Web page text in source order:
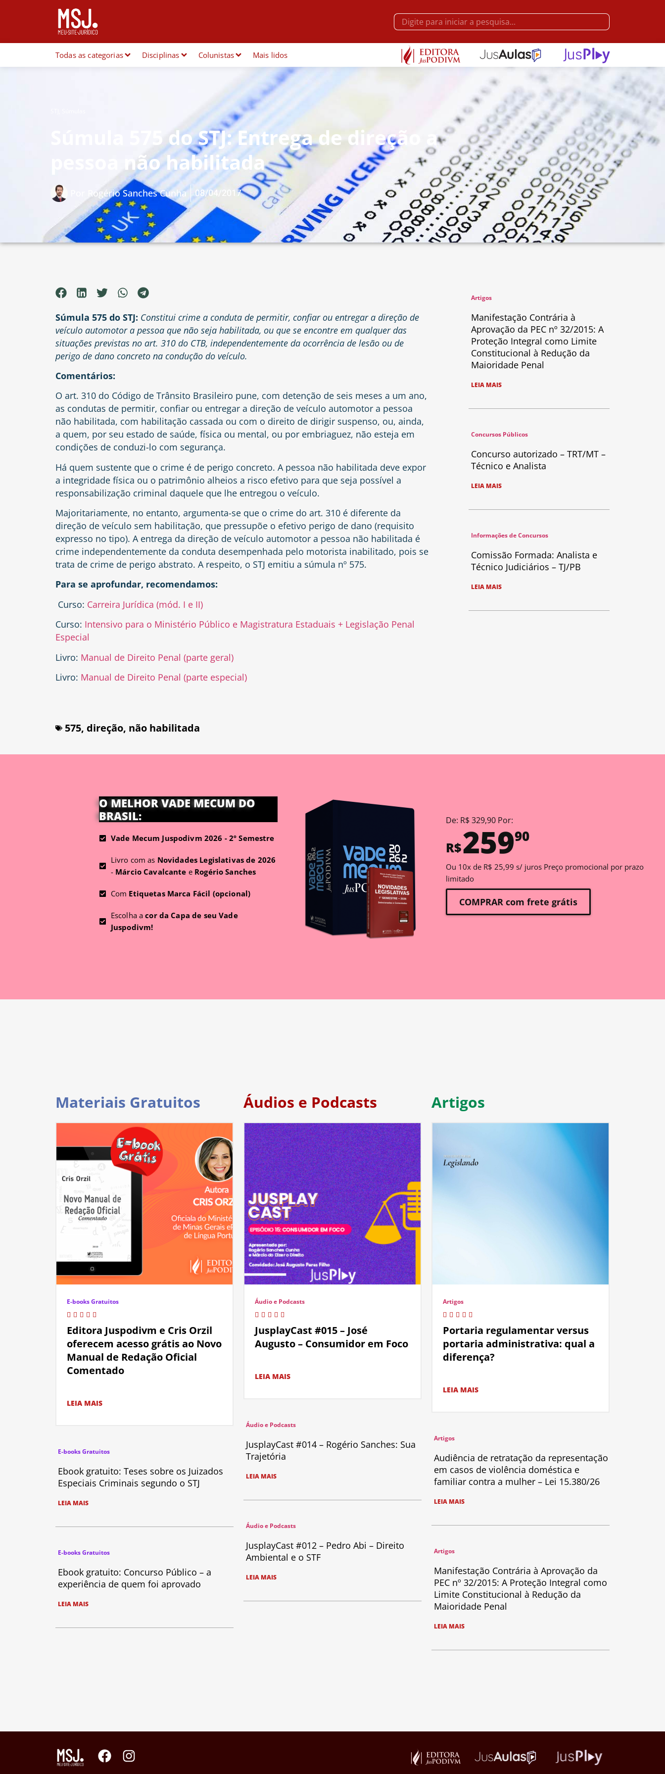
Todas as categorias Disciplinas Colunistas Mais lidos
Súmula 575 do STJ: Entrega de direção a
pessoa não habilitada
Rogério Sanches Cunha 08/04/2017
Súmula 575 do STJ: Constitui crime a conduta de permitir, confiar ou entregar a direção de
veículo automotor a pessoa que não seja habilitada, ou que se encontre em qualquer das
situações previstas no art. 310 do CTB, independentemente da ocorrência de lesão ou de
perigo de dano concreto na condução do veículo.
Comentários:
O art. 310 do Código de Trânsito Brasileiro pune, com detenção de seis meses a um ano,
as condutas de permitir, confiar ou entregar a direção de veículo automotor a pessoa
não habilitada, com habilitação cassada ou com o direito de dirigir suspenso, ou, ainda,
a quem, por seu estado de saúde, física ou mental, ou por embriaguez, não esteja em
condições de conduzi-lo com segurança.
Há quem sustente que o crime é de perigo concreto. A pessoa não habilitada deve expor
a integridade física ou o patrimônio alheios a risco efetivo para que seja possível a
responsabilização criminal daquele que lhe entregou o veículo.
Majoritariamente, no entanto, argumenta-se que o crime do art. 310 é diferente da
direção de veículo sem habilitação, que pressupõe o efetivo perigo de dano (requisito
expresso no tipo). A entrega da direção de veículo automotor a pessoa não habilitada é
crime independentemente da conduta desempenhada pelo motorista inabilitado, pois se
trata de crime de perigo abstrato. A respeito, o STJ emitiu a súmula nº 575.
Para se aprofundar, recomendamos:
Curso: Carreira Jurídica (mód. I e II)
Curso: Intensivo para o Ministério Público e Magistratura Estaduais + Legislação Penal
Especial
Livro: Manual de Direito Penal (parte geral)
Livro: Manual de Direito Penal (parte especial)
575, direção, não habilitada
Artigos
Manifestação Contrária à
Aprovação da PEC nº 32/2015: A
Proteção Integral como Limite
Constitucional à Redução da
Maioridade Penal
LEIA MAIS
Concursos Públicos
Concurso autorizado – TRT/MT –
Técnico e Analista
LEIA MAIS
Informações de Concursos
Comissão Formada: Analista e
Técnico Judiciários – TJ/PB
LEIA MAIS
O MELHOR VADE MECUM DO
BRASIL:
Vade Mecum Juspodivm 2026 - 2º Semestre
Livro com as Novidades Legislativas de 2026
- Márcio Cavalcante e Rogério Sanches
Com Etiquetas Marca Fácil (opcional)
Escolha acor da Capa de seu Vade
Juspodivm!
De: R$ 329,90 Por:
R$25990
Ou 10x de R$ 25,99 s/ juros Preço promocional por prazo
limitado
COMPRAR com frete grátis
Materiais Gratuitos
E-books Gratuitos
Editora Juspodivm e Cris Orzil
oferecem acesso grátis ao Novo
Manual de Redação Oficial
Comentado
LEIA MAIS
E-books Gratuitos
Ebook gratuito: Teses sobre os Juizados
Especiais Criminais segundo o STJ
LEIA MAIS
E-books Gratuitos
Ebook gratuito: Concurso Público – a
experiência de quem foi aprovado
LEIA MAIS
Áudios e Podcasts
Áudio e Podcasts
JusplayCast #015 – José
Augusto – Consumidor em Foco
LEIA MAIS
Áudio e Podcasts
JusplayCast #014 – Rogério Sanches: Sua
Trajetória
LEIA MAIS
Áudio e Podcasts
JusplayCast #012 – Pedro Abi – Direito
Ambiental e o STF
LEIA MAIS
Artigos
Artigos
Portaria regulamentar versus
portaria administrativa: qual a
diferença?
LEIA MAIS
Artigos
Audiência de retratação da representação
em casos de violência doméstica e
familiar contra a mulher – Lei 15.380/26
LEIA MAIS
Artigos
Manifestação Contrária à Aprovação da
PEC nº 32/2015: A Proteção Integral como
Limite Constitucional à Redução da
Maioridade Penal
LEIA MAIS